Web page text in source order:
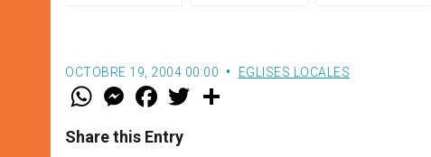
OCTOBRE 19, 2004 00:00 EGLISES LOCALES
W
t
s
M
e
s
e
F
a
e
b
w
Share this Entry